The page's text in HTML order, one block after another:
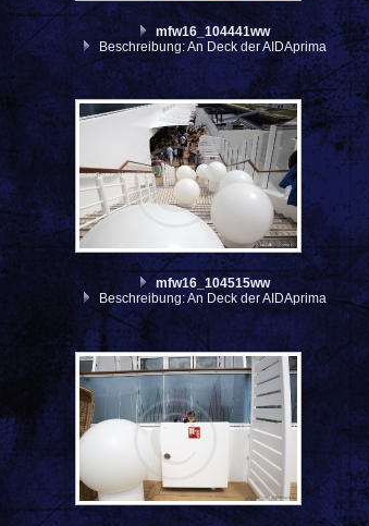
mfw16_104441ww
Beschreibung: An Deck der AIDAprima
mfw16_104515ww
Beschreibung: An Deck der AIDAprima